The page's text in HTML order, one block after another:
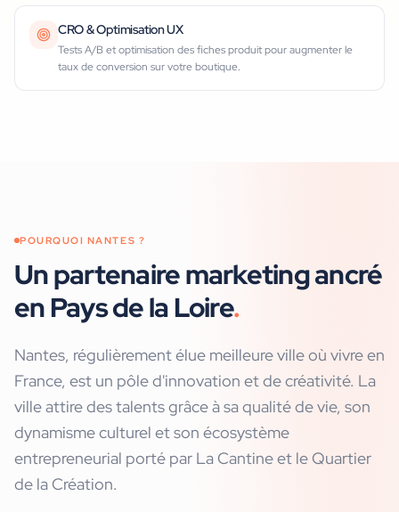
CRO & Optimisation UX
Tests A/B et optimisation des fiches produit pour augmenter le
taux de conversion sur votre boutique.
POURQUOI NANTES ?
Un partenaire marketing ancré
en Pays de la Loire.
Nantes, régulièrement élue meilleure ville où vivre en
France, est un pôle d'innovation et de créativité. La
ville attire des talents grâce à sa qualité de vie, son
dynamisme culturel et son écosystème
entrepreneurial porté par La Cantine et le Quartier
de la Création.